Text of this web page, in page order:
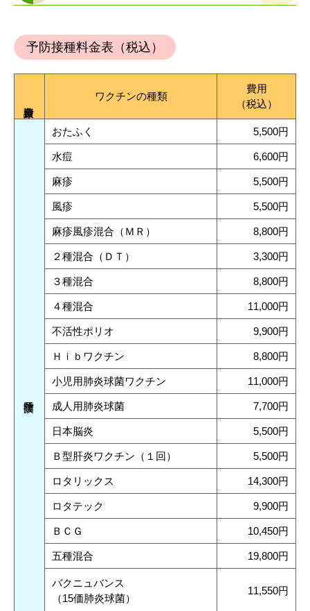
予防接種料金表（税込）
ワクチンの種類
費用
（税込）
おたふく 5,500円
水痘 6,600円
麻疹 5,500円
風疹 5,500円
麻疹風疹混合（ＭＲ） 8,800円
２種混合（ＤＴ） 3,300円
３種混合 8,800円
４種混合 11,000円
不活性ポリオ 9,900円
Ｈｉｂワクチン 8,800円
小児用肺炎球菌ワクチン 11,000円
成人用肺炎球菌 7,700円
日本脳炎 5,500円
Ｂ型肝炎ワクチン（１回） 5,500円
ロタリックス 14,300円
ロタテック 9,900円
ＢＣＧ 10,450円
五種混合 19,800円
バクニュバンス
（15価肺炎球菌）
11,550円